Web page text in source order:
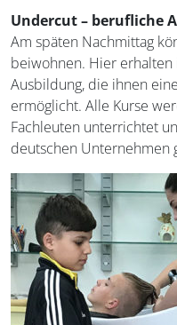
Undercut – berufliche
Am späten Nachmittag
beiwohnen. Hier
Ausbildung, die ihnen
ermöglicht. Alle Kurse
Fachleuten unterrichtet
deutschen Unternehmen